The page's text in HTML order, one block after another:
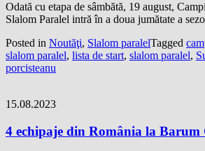
Odată cu etapa de sâmbătă, 19 august,
Slalom Paralel intră în a doua jumătate a
Posted in Noutăţi, Slalom paralelTagged
slalom paralel, lista de start, slalom paralel,
porcisteanu
15.08.2023
4 echipaje din România la Barum